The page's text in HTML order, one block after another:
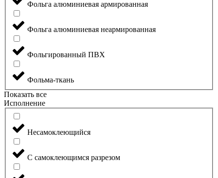
Фольга алюминиевая армированная
Фольга алюминиевая неармированная
Фольгированный ПВХ
Фольма-ткань
Показать все
Исполнение
Несамоклеющийся
С самоклеющимся разрезом